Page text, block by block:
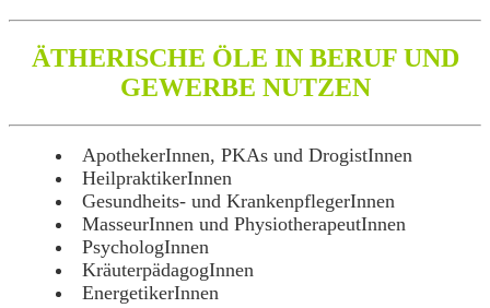
ÄTHERISCHE ÖLE IN BERUF UND
GEWERBE NUTZEN
ApothekerInnen, PKAs und DrogistInnen
HeilpraktikerInnen
Gesundheits- und KrankenpflegerInnen
MasseurInnen und PhysiotherapeutInnen
PsychologInnen
KräuterpädagogInnen
EnergetikerInnen